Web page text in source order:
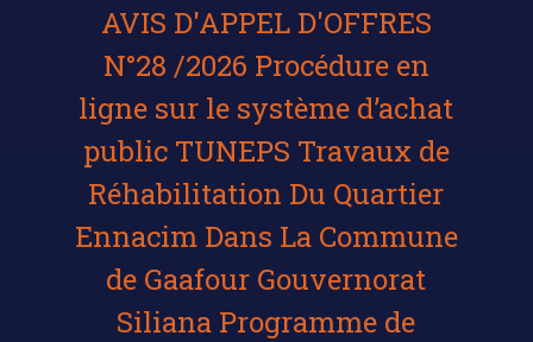
AVIS D'APPEL D'OFFRES
N°28 /2026 Procédure en
ligne sur le système d’achat
public TUNEPS Travaux de
Réhabilitation Du Quartier
Ennacim Dans La Commune
de Gaafour Gouvernorat
Siliana Programme de